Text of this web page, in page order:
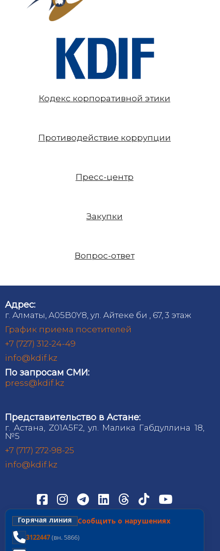
Кодекс корпоративной этики
Противодействие коррупции
Пресс-центр
Закупки
Вопрос-ответ
Адрес:
г. Алматы, A05B0Y8, ул. Айтеке би , 67, 3 этаж
График приема посетителей
+7 (727) 312-24-49
info@kdif.kz
По запросам СМИ:
press@kdif.kz
Представительство в Астане:
г. Астана, Z01A5F2, ул. Малика Габдуллина 18,
№5
+7 (717) 272-98-25
info@kdif.kz
Горячая линия Сообщить о нарушениях
3122447(вн. 5866)